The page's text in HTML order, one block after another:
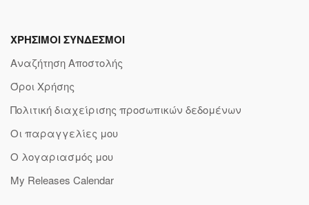
ΧΡΗΣΙΜΟΙ ΣΥΝΔΕΣΜΟΙ
Αναζήτηση Αποστολής
Όροι Χρήσης
Πολιτική διαχείρισης προσωπικών δεδομένων
Οι παραγγελίες μου
Ο λογαριασμός μου
My Releases Calendar